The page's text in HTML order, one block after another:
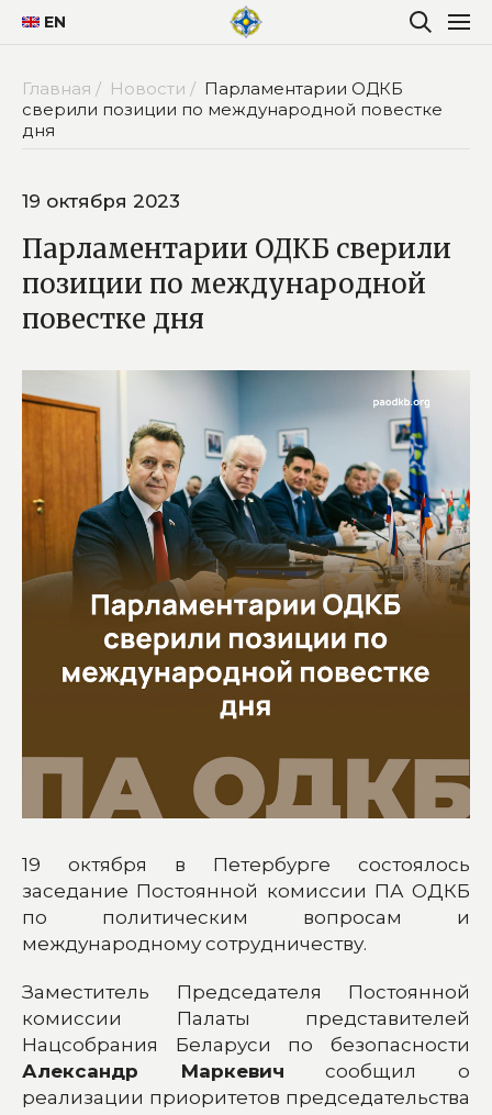
EN
Главная / Новости / Парламентарии ОДКБ
сверили позиции по международной повестке
дня
19 октября 2023
Парламентарии ОДКБ сверили
позиции по международной
повестке дня
19 октября в Петербурге состоялось
заседание Постоянной комиссии ПА ОДКБ
по политическим вопросам и
международному сотрудничеству.
Заместитель Председателя Постоянной
комиссии Палаты представителей
Нацсобрания Беларуси по безопасности
Александр Маркевич сообщил о
реализации приоритетов председательства